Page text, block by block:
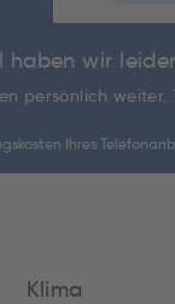
haben wir
persönlich
Ihres
Klima